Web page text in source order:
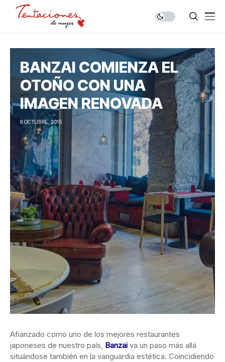
BANZAI COMIENZA EL
OTOÑO CON UNA
IMAGEN RENOVADA
8 OCTUBRE, 2015
Afianzado como uno de los mejores restaurantes
japoneses de nuestro país, Banzai va un paso más allá
situándose también en la vanguardia estética. Coincidiendo